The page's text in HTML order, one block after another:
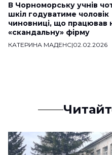
В Чорноморську учнів
шкіл годуватиме чоловік
чиновниці, що працював
«скандальну» фірму
КАТЕРИНА МАДЕНС|02.02.2026